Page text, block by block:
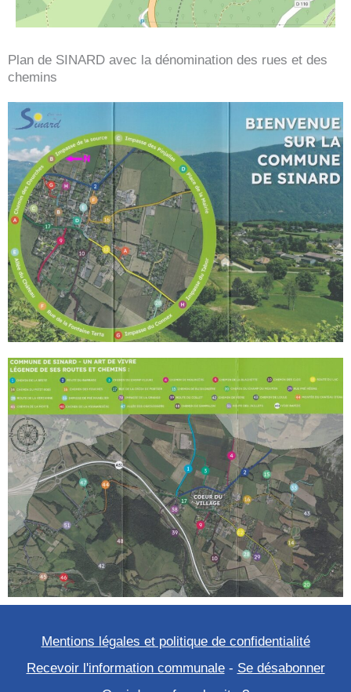
Plan de SINARD avec la dénomination des rues et des
chemins
Mentions légales et politique de confidentialité
Recevoir l'information communale- Se désabonner